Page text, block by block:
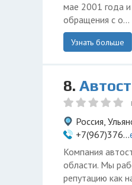
мае 2001 года
обращения с о...
Узнать больше
8.
Россия,
+7(967)376...
Компания
области. Мы
репутацию как